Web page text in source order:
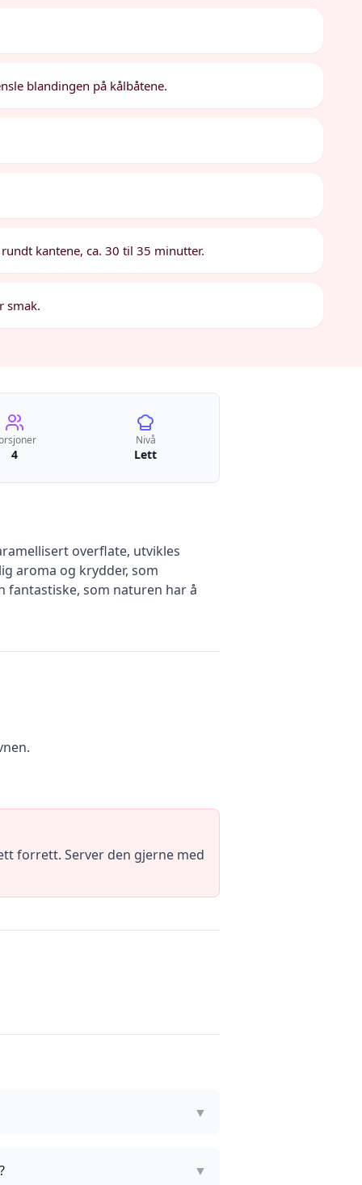
blandingen på kålbåtene.
kantene, ca. 30 til 35 minutter.
smak.
4
Nivå
Lett
overflate, utvikles
aroma og krydder, som
fantastiske, som naturen har å
forrett. Server den gjerne med
▼
▼